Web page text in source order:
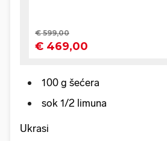
100 g šećera
sok 1/2 limuna
Ukrasi